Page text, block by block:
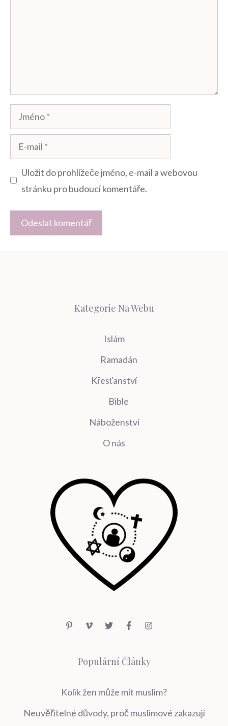
Jméno
mail
Uložit do prohlížeče jméno, e-mail a webovou
stránku pro budoucí komentáře.
Kategorie Na Webu
Islám
Ramadán
Křesťanství
Bible
Náboženství
O nás
Populární Články
Kolik žen může mít muslim?
Neuvěřitelné důvody, proč muslimové zakazují